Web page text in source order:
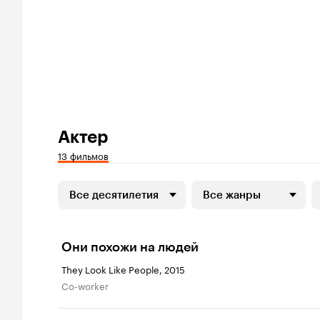
Актер
13 фильмов
Все десятилетия Все жанры
Они похожи на людей
They Look Like People, 2015
Co-worker